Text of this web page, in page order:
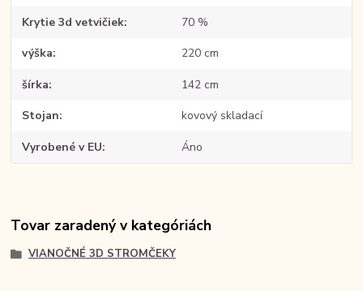
Krytie 3d vetvičiek 70 %
výška 220 cm
šírka 142 cm
Stojan kovový skladací
Vyrobené v EU Áno
Tovar zaradený v kategóriách
VIANOČNÉ 3D STROMČEKY